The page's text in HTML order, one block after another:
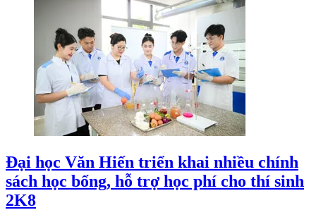
Đại học Văn Hiến triển khai nhiều chính
sách học bổng, hỗ trợ học phí cho thí sinh
2K8